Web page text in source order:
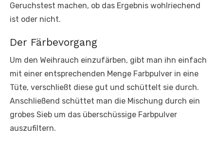
Geruchstest machen, ob das Ergebnis wohlriechend
ist oder nicht.
Der Färbevorgang
Um den Weihrauch einzufärben, gibt man ihn einfach
mit einer entsprechenden Menge Farbpulver in eine
Tüte, verschließt diese gut und schüttelt sie durch.
Anschließend schüttet man die Mischung durch ein
grobes Sieb um das überschüssige Farbpulver
auszufiltern.